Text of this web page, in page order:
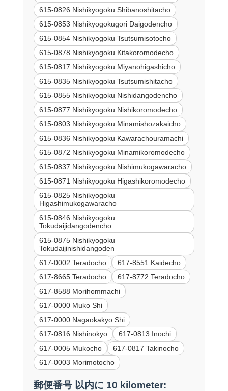
615-0826 Nishikyogoku Shibanoshitacho
615-0853 Nishikyogokugori Daigodencho
615-0854 Nishikyogoku Tsutsumisotocho
615-0878 Nishikyogoku Kitakoromodecho
615-0817 Nishikyogoku Miyanohigashicho
615-0835 Nishikyogoku Tsutsumishitacho
615-0855 Nishikyogoku Nishidangodencho
615-0877 Nishikyogoku Nishikoromodecho
615-0803 Nishikyogoku Minamishozakaicho
615-0836 Nishikyogoku Kawarachouramachi
615-0872 Nishikyogoku Minamikoromodecho
615-0837 Nishikyogoku Nishimukogawaracho
615-0871 Nishikyogoku Higashikoromodecho
615-0825 Nishikyogoku
Higashimukogawaracho
615-0846 Nishikyogoku
Tokudaijidangodencho
615-0875 Nishikyogoku
Tokudaijinishidangoden
617-0002 Teradocho
617-8551 Kaidecho
617-8665 Teradocho
617-8772 Teradocho
617-8588 Morihommachi
617-0000 Muko Shi
617-0000 Nagaokakyo Shi
617-0816 Nishinokyo
617-0813 Inochi
617-0005 Mukocho
617-0817 Takinocho
617-0003 Morimotocho
郵便番号 以内に 10 kilometer: